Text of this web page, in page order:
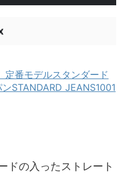
定番モデルスタンダード
STANDARD JEANS1001
ドの入ったストレート